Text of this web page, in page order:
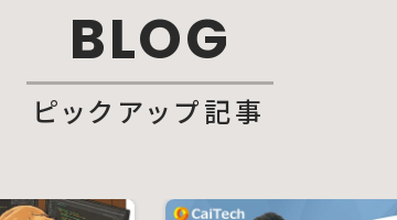
BLOG
ピックアップ記事